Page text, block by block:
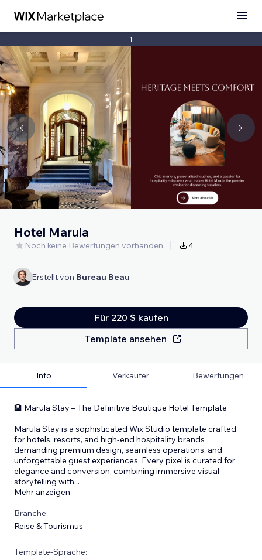
1
Hotel Marula
Noch keine Bewertungen vorhanden 4
Erstellt von Bureau Beau
Für 220 $ kaufen
Template ansehen
Info Verkäufer Bewertungen
🏨 Marula Stay – The Definitive Boutique Hotel Template
Marula Stay is a sophisticated Wix Studio template crafted
for hotels, resorts, and high-end hospitality brands
demanding premium design, seamless operations, and
unforgettable guest experiences. Every pixel is curated for
elegance and conversion, combining immersive visual
storytelling with...
Mehr anzeigen
Branche:
Reise & Tourismus
Template-Sprache: